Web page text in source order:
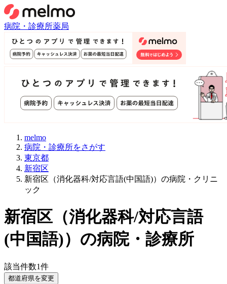
病院・診療所薬局
melmo
病院・診療所をさがす
東京都
新宿区
新宿区（消化器科/対応言語(中国語)）の病院・クリニ
ック
新宿区 （消化器科/対応言語
(中国語)） の病院・診療所
該当件数1件
都道府県を変更